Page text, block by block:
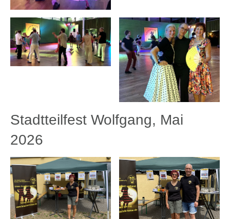
Stadtteilfest Wolfgang, Mai
2026